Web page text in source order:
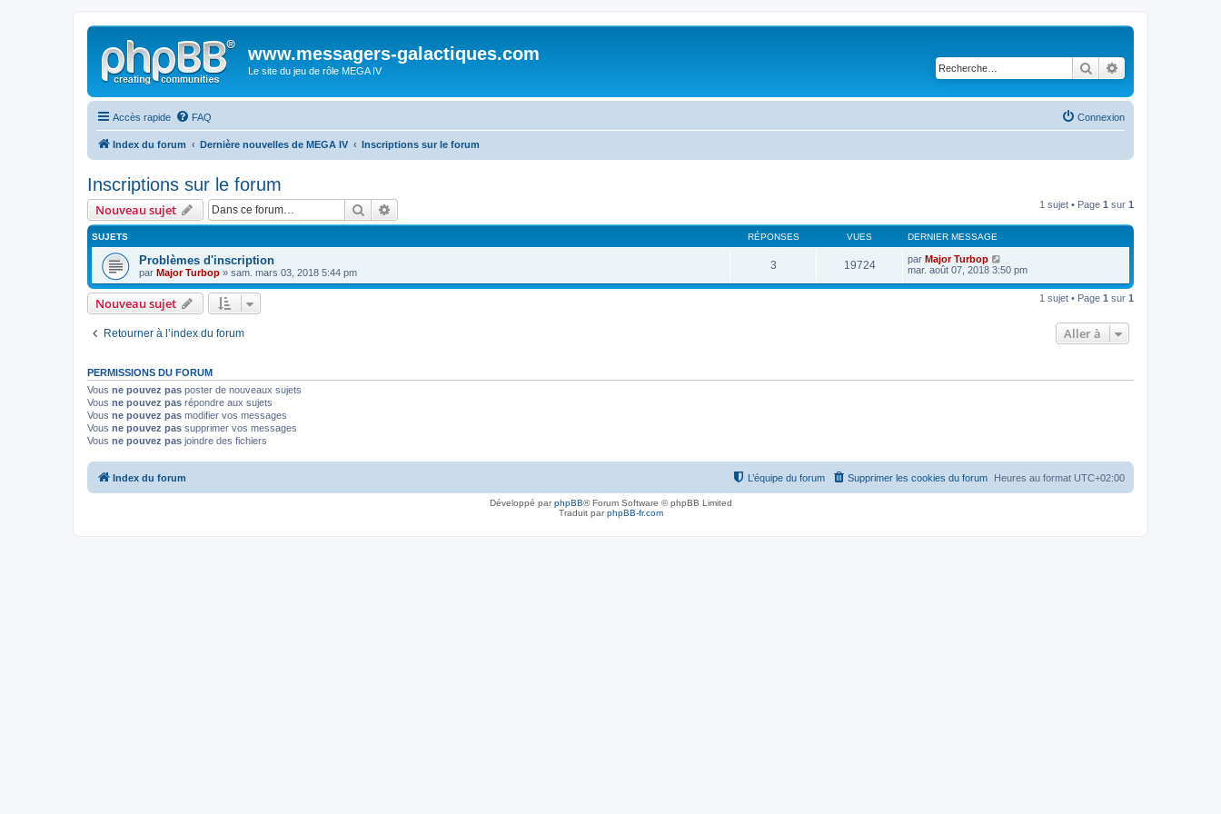
www.messagers-galactiques.com
Le site du jeu de rôle MEGA IV Rechercher
Accès rapide FAQ Connexion
Index du forum Dernière nouvelles de MEGA IV Inscriptions sur le forum
Inscriptions sur le forum
Nouveau sujet Rechercher 1 sujet • Page 1 sur 1
SUJETS RÉPONSES VUES DERNIER MESSAGE
Problèmes d'inscription
par Major Turbop » sam. mars 03, 2018 5:44 pm
3 19724 par Major Turbop
mar. août 07, 2018 3:50 pm
Nouveau sujet 1 sujet • Page 1 sur 1
Retourner à l’index du forum Aller à
PERMISSIONS DU FORUM
Vous ne pouvez pas poster de nouveaux sujets
Vous ne pouvez pas répondre aux sujets
Vous ne pouvez pas modifier vos messages
Vous ne pouvez pas supprimer vos messages
Vous ne pouvez pas joindre des fichiers
Index du forum Heures au format UTC+02:00
Supprimer les cookies du forum
L’équipe du forum
Développé parphpBB® Forum Software © phpBB Limited
Traduit parphpBB-fr.com